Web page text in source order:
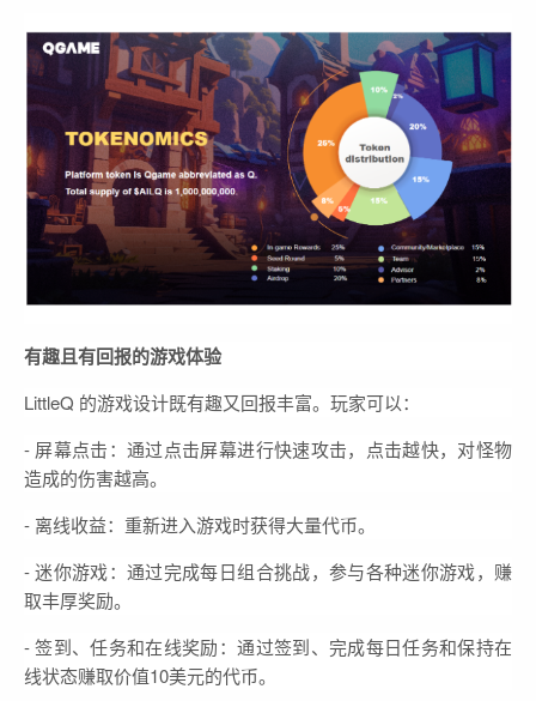
有趣且有回报的游戏体验
LittleQ 的游戏设计既有趣又回报丰富。玩家可以：
- 屏幕点击：通过点击屏幕进行快速攻击，点击越快，对怪物
造成的伤害越高。
- 离线收益：重新进入游戏时获得大量代币。
- 迷你游戏：通过完成每日组合挑战，参与各种迷你游戏，赚
取丰厚奖励。
- 签到、任务和在线奖励：通过签到、完成每日任务和保持在
线状态赚取价值10美元的代币。